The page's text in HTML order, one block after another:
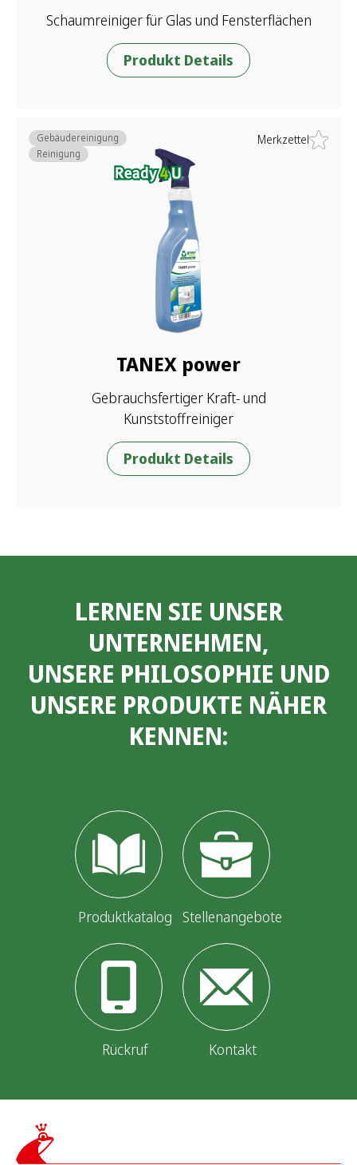
Schaumreiniger für Glas und Fensterflächen
Produkt Details
Merkzettel
TANEX power
Gebrauchsfertiger Kraft- und
Kunststoffreiniger
Gebäudereinigung
Reinigung
Produkt Details
LERNEN SIE UNSER
UNTERNEHMEN,
UNSERE PHILOSOPHIE UND
UNSERE PRODUKTE NÄHER
KENNEN:
Produktkatalog Stellenangebote
Rückruf Kontakt